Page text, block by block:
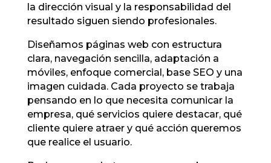
la dirección visual y la responsabilidad del
resultado siguen siendo profesionales.
Diseñamos páginas web con estructura
clara, navegación sencilla, adaptación a
móviles, enfoque comercial, base SEO y una
imagen cuidada. Cada proyecto se trabaja
pensando en lo que necesita comunicar la
empresa, qué servicios quiere destacar, qué
cliente quiere atraer y qué acción queremos
que realice el usuario.